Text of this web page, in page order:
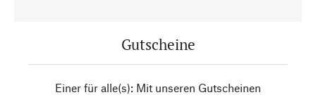
Gutscheine
Einer für alle(s): Mit unseren Gutscheinen